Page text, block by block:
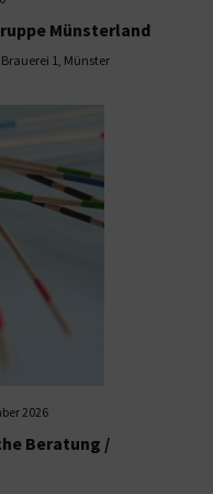
Münsterland
1, Münster
2026
Beratung /